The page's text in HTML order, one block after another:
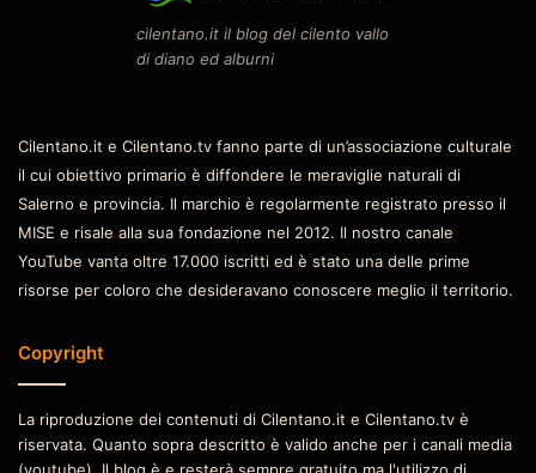
cilentano.it il blog del cilento vallo
di diano ed alburni
Cilentano.it e Cilentano.tv fanno parte di un’associazione culturale
il cui obiettivo primario è diffondere le meraviglie naturali di
Salerno e provincia. Il marchio è regolarmente registrato presso il
MISE e risale alla sua fondazione nel 2012. Il nostro canale
YouTube vanta oltre 17.000 iscritti ed è stato una delle prime
risorse per coloro che desideravano conoscere meglio il territorio.
Copyright
La riproduzione dei contenuti di Cilentano.it e Cilentano.tv è
riservata. Quanto sopra descritto è valido anche per i canali media